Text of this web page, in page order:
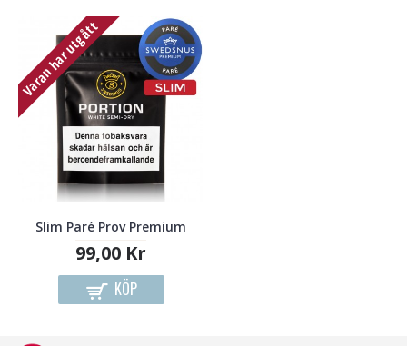
Varan har utgått
Slim Paré Prov Premium
99,00 Kr
KÖP